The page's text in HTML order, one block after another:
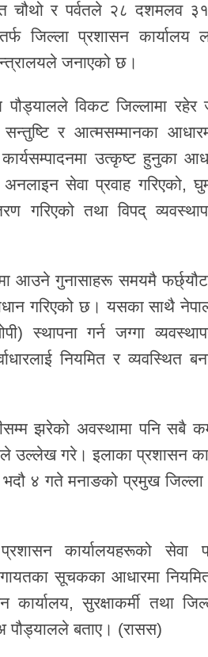
र पर्वतले २८ दशमलव
जिल्ला प्रशासन
जनाएको छ।
विकट जिल्लामा रहेर
र आत्मसम्मानका
उत्कृष्ट हुनुका
अनलाइन सेवा प्रवाह गरिएको,
गरिएको तथा विपद्
आउने गुनासाहरू समयमै
गरिएको छ। यसका साथै
स्थापना गर्न जग्गा
नियमित र व्यवस्थित
झरेको अवस्थामा पनि सबै
उल्लेख गरे। इलाका प्रशासन
४ गते मनाङको प्रमुख जिल्ला
कार्यालयहरूको सेवा
सूचकका आधारमा
सुरक्षाकर्मी तथा
पौड्यालले बताए। (रासस)